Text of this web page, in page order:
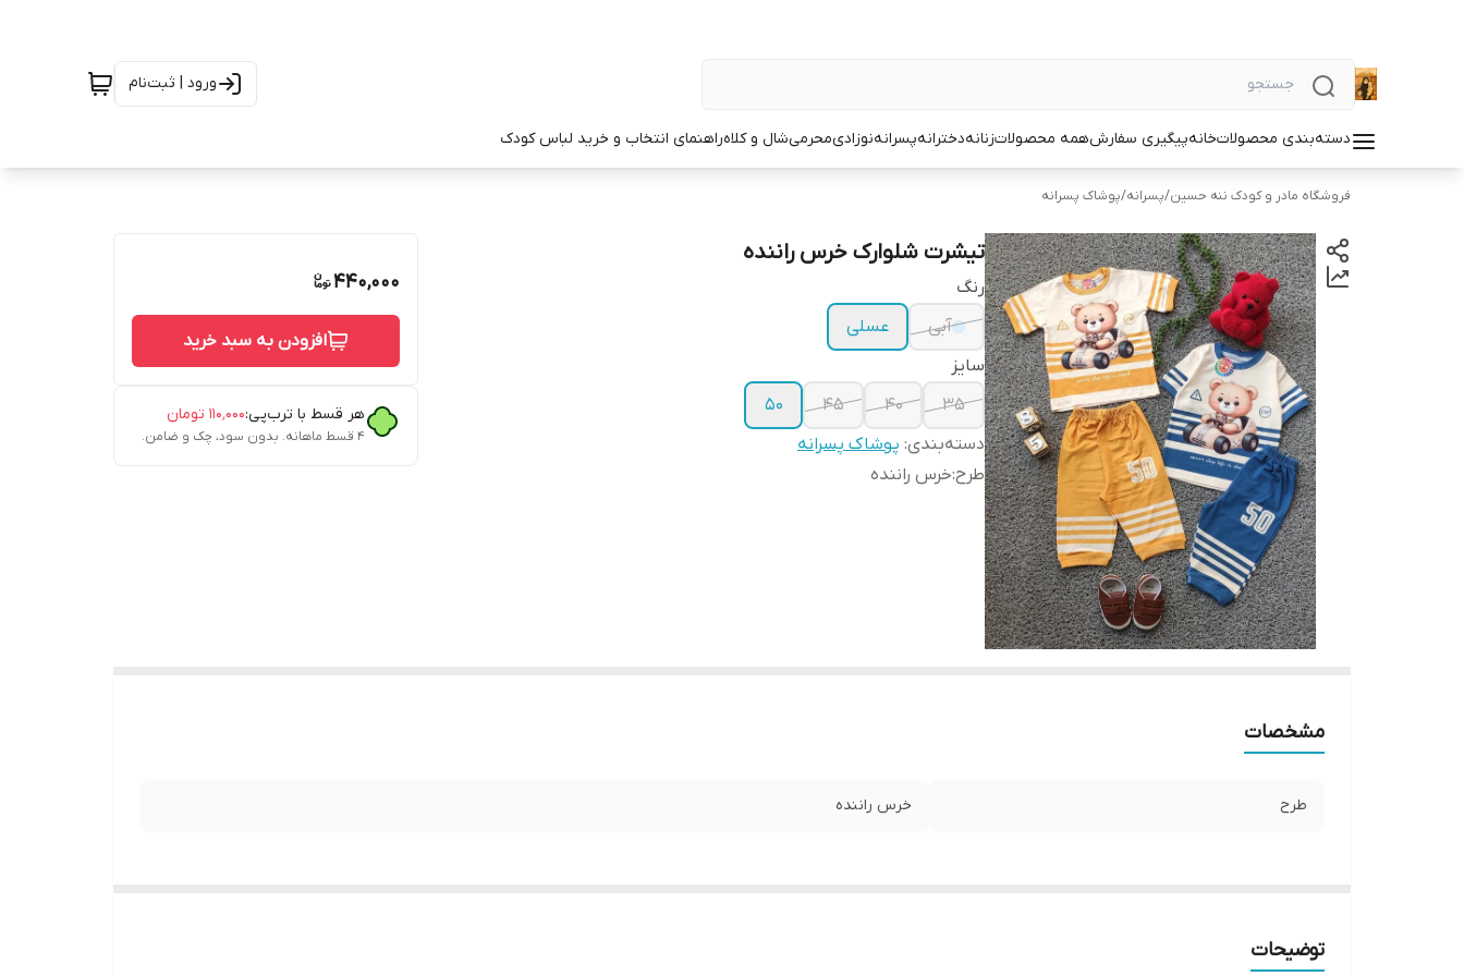
ورود | ثبت‌نام
دسته‌بندی محصولاتخانهپیگیری سفارشهمه محصولاتزنانهدخترانهپسرانهنوزادیمحرمیشال و کلاهراهنمای انتخاب و خرید لباس کودک
فروشگاه مادر و کودک ننه حسین/پسرانه/پوشاک پسرانه
تیشرت شلوارک خرس راننده
رنگ
آبی
عسلی
سایز
۳۵
۴۰ ۴۵
۵۰
دسته‌بندی: پوشاک پسرانه
طرح:خرس راننده
440,000
افزودن به سبد خرید
هر قسط با ترب‌پی:۱۱۰٬۰۰۰ تومان
۴ قسط ماهانه. بدون سود، چک و ضامن.
مشخصات
طرح خرس راننده
توضیحات